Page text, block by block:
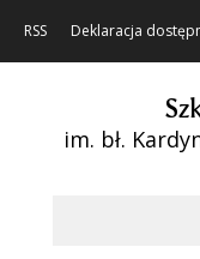
RSS Deklaracja
im. bł.